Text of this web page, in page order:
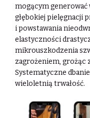
mogącym generować
głębokiej pielęgnacji
i powstawania
elastyczności
mikrouszkodzenia
zagrożeniem, grożąc
Systematyczne
wieloletnią trwałość.